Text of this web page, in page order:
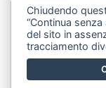
Dip&Dye sas di
legale:Via
(+39) 3356945970
Chiudendo
“Continua
del sito in
tracciamento